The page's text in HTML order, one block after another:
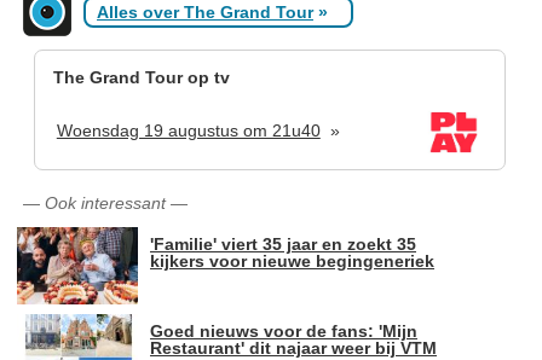
Alles over The Grand Tour»
The Grand Tour op tv
Woensdag 19 augustus om 21u40»
— Ook interessant—
'Familie' viert 35 jaar en zoekt 35
kijkers voor nieuwe begingeneriek
Goed nieuws voor de fans: 'Mijn
Restaurant' dit najaar weer bij VTM